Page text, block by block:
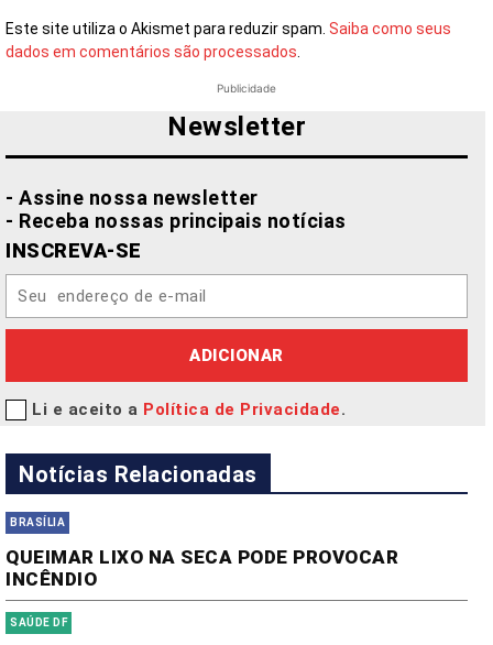
Este site utiliza o Akismet para reduzir spam. Saiba como seus
dados em comentários são processados.
Publicidade
Newsletter
- Assine nossa newsletter
- Receba nossas principais notícias
INSCREVA-SE
ADICIONAR
Li e aceito a Política de Privacidade.
Notícias Relacionadas
BRASÍLIA
QUEIMAR LIXO NA SECA PODE PROVOCAR
INCÊNDIO
SAÚDE DF